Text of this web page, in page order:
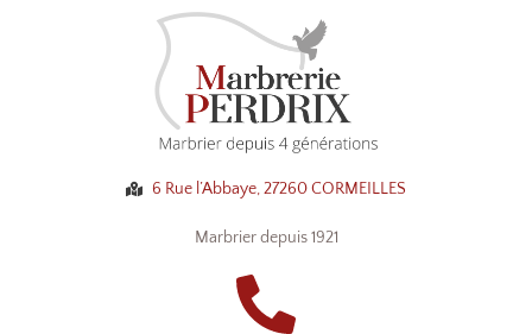
6 Rue l’Abbaye, 27260 CORMEILLES
Marbrier depuis 1921